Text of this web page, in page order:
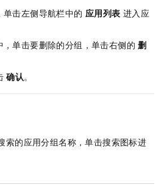
击左侧导航栏中的 应用列表 进入应
，单击要删除的分组，单击右侧的删
确认。
索的应用分组名称，单击搜索图标进